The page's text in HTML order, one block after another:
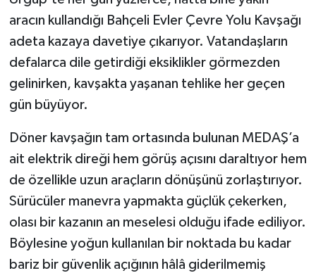
aracın kullandığı Bahçeli Evler Çevre Yolu Kavşağı
adeta kazaya davetiye çıkarıyor. Vatandaşların
defalarca dile getirdiği eksiklikler görmezden
gelinirken, kavşakta yaşanan tehlike her geçen
gün büyüyor.
Döner kavşağın tam ortasında bulunan MEDAŞ’a
ait elektrik direği hem görüş açısını daraltıyor hem
de özellikle uzun araçların dönüşünü zorlaştırıyor.
Sürücüler manevra yapmakta güçlük çekerken,
olası bir kazanın an meselesi olduğu ifade ediliyor.
Böylesine yoğun kullanılan bir noktada bu kadar
bariz bir güvenlik açığının hâlâ giderilmemiş